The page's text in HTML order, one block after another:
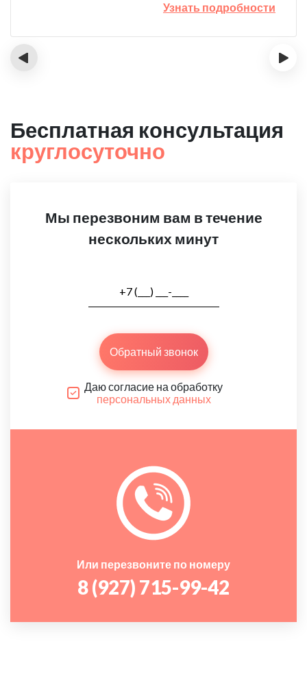
Узнать подробности
‹ ›
Бесплатная консультация
круглосуточно
Мы перезвоним вам в течение
нескольких минут
Обратный звонок
Даю согласие на обработку
персональных данных
Или перезвоните по номеру
8 (927) 715-99-42